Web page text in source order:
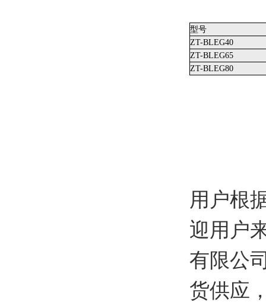
型号
ZT-BLEG40
ZT-BLEG65
ZT-BLEG80
用户根
迎用户
有限公
货供应